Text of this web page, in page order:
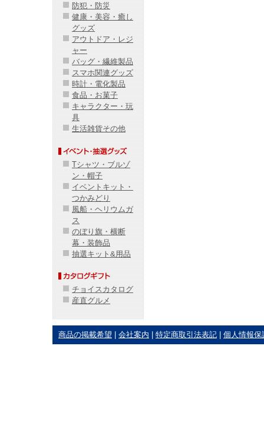
防犯・防災
健康・美容・癒し
グッズ
アウトドア・レジ
ャー
バッグ・繊維製品
スマホ関連グッズ
時計・電化製品
食品・お菓子
キャラクター・玩
具
生活雑貨その他
Tシャツ・ブルゾ
ン・帽子
イベントキット・
つかみどり
風船・ヘリウムガ
ス
のぼり旗・横断
幕・装飾品
抽選キット&用品
チョイスカタログ
産直グルメ
商品の掲載希望 会社案内 特定商取引法表記 個人情報保